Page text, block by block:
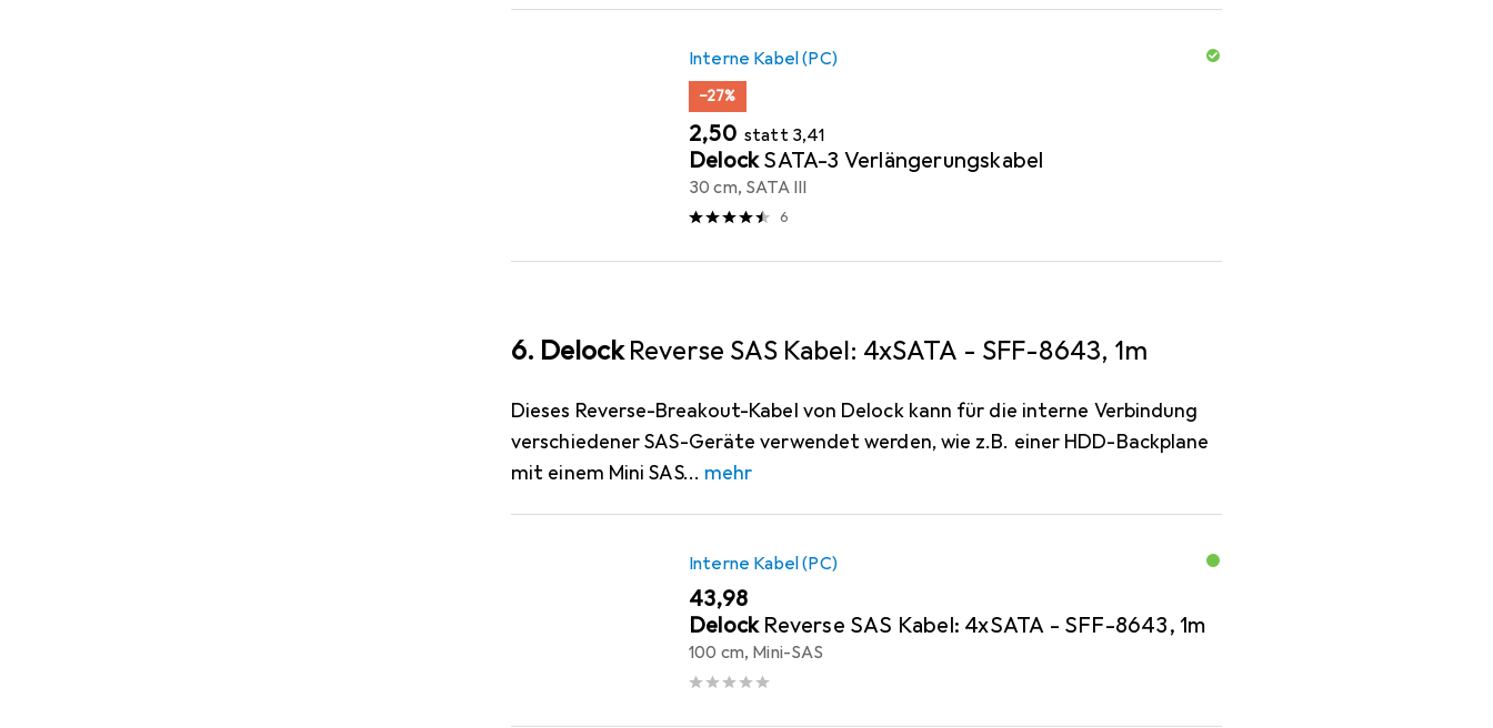
Interne Kabel (PC)
−27%
EUR
2,50 statt EUR
3,41
DelockSATA-3 Verlängerungskabel
30 cm, SATA III
6
6. DelockReverse SAS Kabel: 4xSATA - SFF-8643, 1m
Dieses Reverse-Breakout-Kabel von Delock kann für die interne Verbindung
verschiedener SAS-Geräte verwendet werden, wie z.B. einer HDD-Backplane
mit einem Mini SAS
mehr
Interne Kabel (PC)
EUR
43,98
Delock Reverse SAS Kabel: 4xSATA - SFF-8643, 1m
100 cm, Mini-SAS